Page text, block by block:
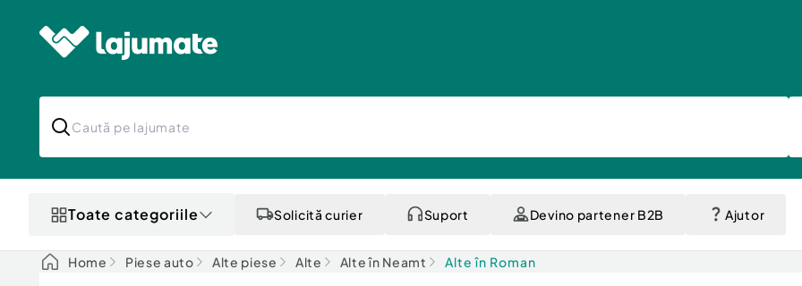
Toate categoriile Solicită curier Suport Devino partener B2B Ajutor
Home Piese auto Alte piese Alte Alte în Neamt Alte în Roman